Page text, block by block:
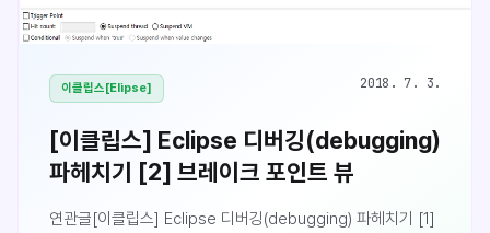
Variables 뷰를 제공합니다. 변수가 p..
이클립스[Elipse] 2018. 7. 3.
[이클립스] Eclipse 디버깅(debugging)
파헤치기 [2] 브레이크 포인트 뷰
연관글[이클립스] Eclipse 디버깅(debugging) 파헤치기 [1]